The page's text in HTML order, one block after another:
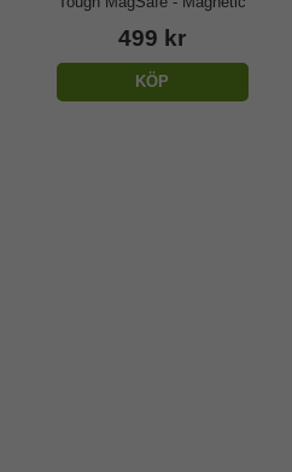
499 kr
KÖP